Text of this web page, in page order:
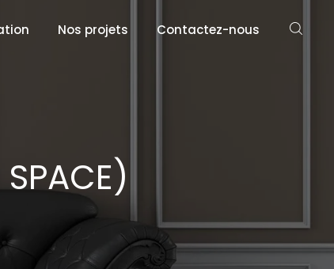
Nos projets Contactez-nous